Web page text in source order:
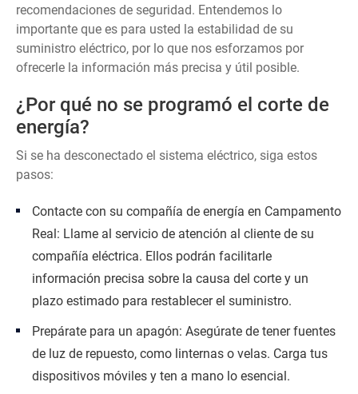
recomendaciones de seguridad. Entendemos lo
importante que es para usted la estabilidad de su
suministro eléctrico, por lo que nos esforzamos por
ofrecerle la información más precisa y útil posible.
¿Por qué no se programó el corte de
energía?
Si se ha desconectado el sistema eléctrico, siga estos
pasos:
Contacte con su compañía de energía en Campamento
Real: Llame al servicio de atención al cliente de su
compañía eléctrica. Ellos podrán facilitarle
información precisa sobre la causa del corte y un
plazo estimado para restablecer el suministro.
Prepárate para un apagón: Asegúrate de tener fuentes
de luz de repuesto, como linternas o velas. Carga tus
dispositivos móviles y ten a mano lo esencial.